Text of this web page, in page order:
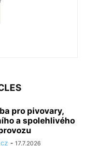
pro pivovary,
a spolehlivého
- 17.7.2026